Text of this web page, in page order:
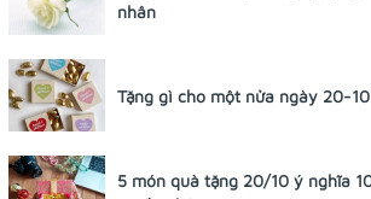
nhân
Tặng gì cho một nửa ngày 20-
5 món quà tặng 20/10 ý nghĩa